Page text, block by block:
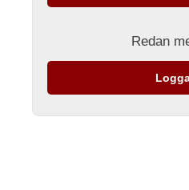
Redan